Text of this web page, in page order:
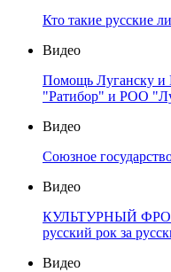
Кто такие русские
Видео
Помощь Луганску и
"Ратибор" и РОО
Видео
Союзное
Видео
КУЛЬТУРНЫЙ
русский рок за
Видео